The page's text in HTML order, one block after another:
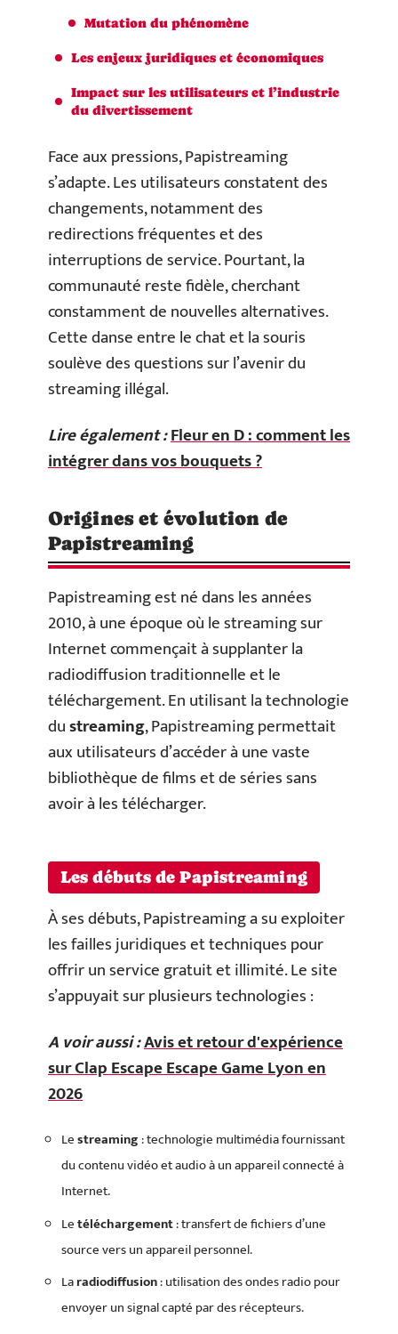
Mutation du phénomène
Les enjeux juridiques et économiques
Impact sur les utilisateurs et l’industrie
du divertissement
Face aux pressions, Papistreaming
s’adapte. Les utilisateurs constatent des
changements, notamment des
redirections fréquentes et des
interruptions de service. Pourtant, la
communauté reste fidèle, cherchant
constamment de nouvelles alternatives.
Cette danse entre le chat et la souris
soulève des questions sur l’avenir du
streaming illégal.
Lire également :Fleur en D : comment les
intégrer dans vos bouquets ?
Origines et évolution de
Papistreaming
Papistreaming est né dans les années
2010, à une époque où le streaming sur
Internet commençait à supplanter la
radiodiffusion traditionnelle et le
téléchargement. En utilisant la technologie
dustreaming, Papistreaming permettait
aux utilisateurs d’accéder à une vaste
bibliothèque de films et de séries sans
avoir à les télécharger.
Les débuts de Papistreaming
À ses débuts, Papistreaming a su exploiter
les failles juridiques et techniques pour
offrir un service gratuit et illimité. Le site
s’appuyait sur plusieurs technologies :
A voir aussi :Avis et retour d'expérience
sur Clap Escape Escape Game Lyon en
2026
Lestreaming: technologie multimédia fournissant
du contenu vidéo et audio à un appareil connecté à
Internet.
Letéléchargement: transfert de fichiers d’une
source vers un appareil personnel.
Laradiodiffusion: utilisation des ondes radio pour
envoyer un signal capté par des récepteurs.